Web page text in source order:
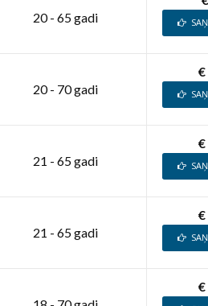
20 - 65 gadi
20 - 70 gadi
€
21 - 65 gadi
€
21 - 65 gadi
€
€